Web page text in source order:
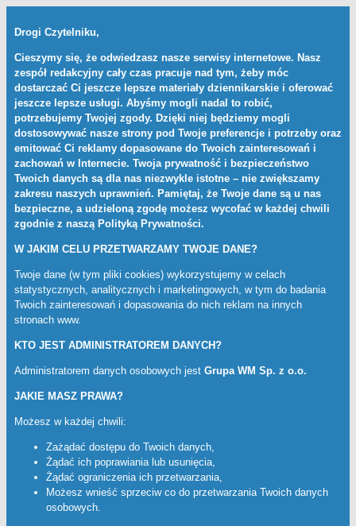
Drogi Czytelniku,
Cieszymy się, że odwiedzasz nasze serwisy internetowe. Nasz
zespół redakcyjny cały czas pracuje nad tym, żeby móc
dostarczać Ci jeszcze lepsze materiały dziennikarskie i oferować
jeszcze lepsze usługi. Abyśmy mogli nadal to robić,
potrzebujemy Twojej zgody. Dzięki niej będziemy mogli
dostosowywać nasze strony pod Twoje preferencje i potrzeby oraz
emitować Ci reklamy dopasowane do Twoich zainteresowań i
zachowań w Internecie. Twoja prywatność i bezpieczeństwo
Twoich danych są dla nas niezwykle istotne – nie zwiększamy
zakresu naszych uprawnień. Pamiętaj, że Twoje dane są u nas
bezpieczne, a udzieloną zgodę możesz wycofać w każdej chwili
zgodnie z naszą Polityką Prywatności.
W JAKIM CELU PRZETWARZAMY TWOJE DANE?
Twoje dane (w tym pliki cookies) wykorzystujemy w celach
statystycznych, analitycznych i marketingowych, w tym do badania
Twoich zainteresowań i dopasowania do nich reklam na innych
stronach www.
KTO JEST ADMINISTRATOREM DANYCH?
Administratorem danych osobowych jest Grupa WM Sp. z o.o.
JAKIE MASZ PRAWA?
Możesz w każdej chwili:
Zażądać dostępu do Twoich danych,
Żądać ich poprawiania lub usunięcia,
Żądać ograniczenia ich przetwarzania,
Możesz wnieść sprzeciw co do przetwarzania Twoich danych
osobowych.